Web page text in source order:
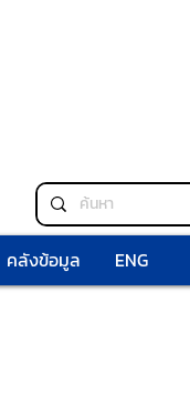
คลังข้อมูล ENG